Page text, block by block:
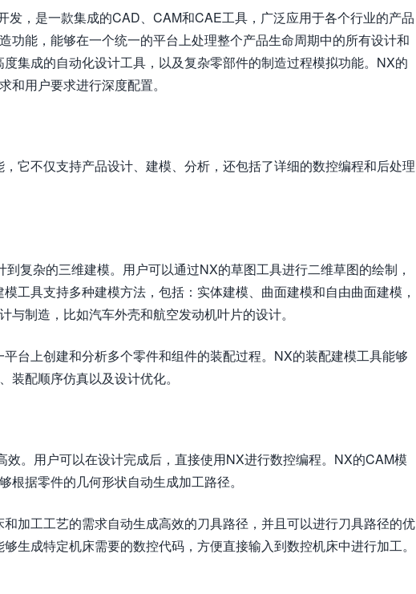
发，是一款集成的CAD、CAM和CAE工具，广泛应用于各个行业的产品
功能，能够在一个统一的平台上处理整个产品生命周期中的所有设计和
集成的自动化设计工具，以及复杂零部件的制造过程模拟功能。NX的
和用户要求进行深度配置。
它不仅支持产品设计、建模、分析，还包括了详细的数控编程和后处理
复杂的三维建模。用户可以通过NX的草图工具进行二维草图的绘制，
工具支持多种建模方法，包括：实体建模、曲面建模和自由曲面建模，
制造，比如汽车外壳和航空发动机叶片的设计。
台上创建和分析多个零件和组件的装配过程。NX的装配建模工具能够
装配顺序仿真以及设计优化。
。用户可以在设计完成后，直接使用NX进行数控编程。NX的CAM模
据零件的几何形状自动生成加工路径。
加工工艺的需求自动生成高效的刀具路径，并且可以进行刀具路径的优
生成特定机床需要的数控代码，方便直接输入到数控机床中进行加工。